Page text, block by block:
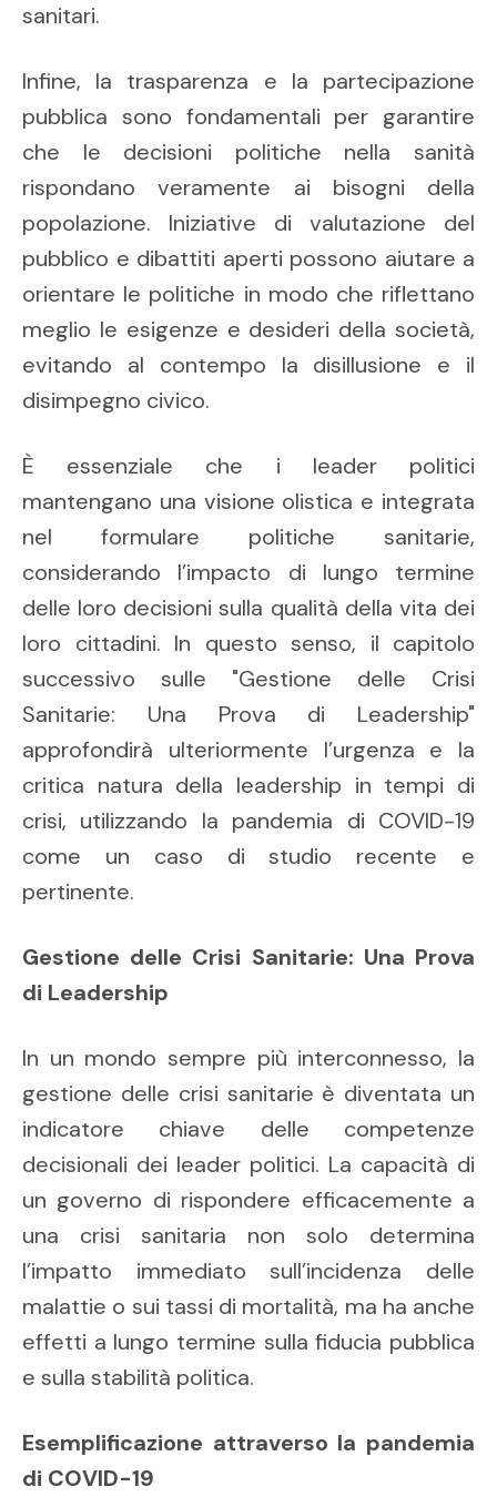
sanitari.
Infine, la trasparenza e la partecipazione
pubblica sono fondamentali per garantire
che le decisioni politiche nella sanità
rispondano veramente ai bisogni della
popolazione. Iniziative di valutazione del
pubblico e dibattiti aperti possono aiutare a
orientare le politiche in modo che riflettano
meglio le esigenze e desideri della società,
evitando al contempo la disillusione e il
disimpegno civico.
È essenziale che i leader politici
mantengano una visione olistica e integrata
nel formulare politiche sanitarie,
considerando l’impacto di lungo termine
delle loro decisioni sulla qualità della vita dei
loro cittadini. In questo senso, il capitolo
successivo sulle "Gestione delle Crisi
Sanitarie: Una Prova di Leadership"
approfondirà ulteriormente l’urgenza e la
critica natura della leadership in tempi di
crisi, utilizzando la pandemia di COVID-19
come un caso di studio recente e
pertinente.
Gestione delle Crisi Sanitarie: Una Prova
di Leadership
In un mondo sempre più interconnesso, la
gestione delle crisi sanitarie è diventata un
indicatore chiave delle competenze
decisionali dei leader politici. La capacità di
un governo di rispondere efficacemente a
una crisi sanitaria non solo determina
l’impatto immediato sull’incidenza delle
malattie o sui tassi di mortalità, ma ha anche
effetti a lungo termine sulla fiducia pubblica
e sulla stabilità politica.
Esemplificazione attraverso la pandemia
di COVID-19